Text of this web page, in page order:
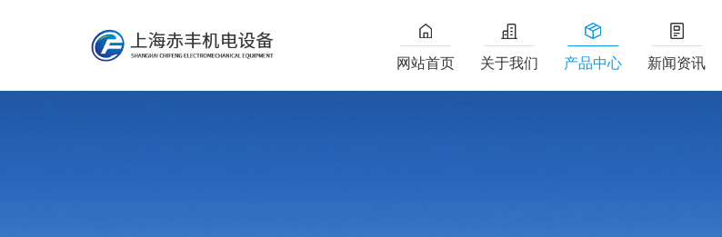
网站首页 关于我们 产品中心 新闻资讯